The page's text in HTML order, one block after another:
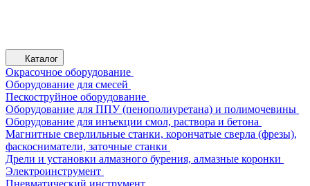
Каталог
Окрасочное оборудование
Оборудование для смесей
Пескоструйное оборудование
Оборудование для ППУ (пенополиуретана) и полимочевины
Оборудование для инъекции смол, раствора и бетона
Магнитные сверлильные станки, корончатые сверла (фрезы),
фаскосниматели, заточные станки
Дрели и установки алмазного бурения, алмазные коронки
Электроинструмент
Пневматический инструмент